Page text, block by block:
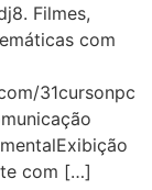
Filmes,
com
31cursonpc
com […]